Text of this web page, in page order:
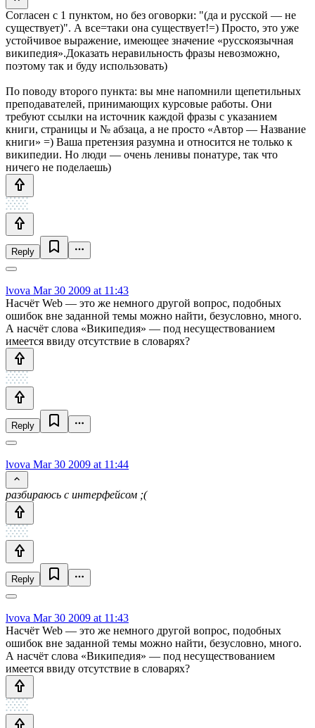
Согласен с 1 пунктом, но без оговорки: "(да и русской — не
существует)". А все=таки она существует!=) Просто, это уже
устойчивое выражение, имеющее значение «русскоязычная
википедия».Доказать неравильность фразы невозможно,
поэтому так и буду использовать)
По поводу второго пункта: вы мне напомнили щепетильных
преподавателей, принимающих курсовые работы. Они
требуют ссылки на источник каждой фразы с указанием
книги, страницы и № абзаца, а не просто «Автор — Название
книги» =) Ваша претензия разумна и относится не только к
википедии. Но люди — очень ленивы понатуре, так что
ничего не поделаешь)
Reply
lvova Mar 30 2009 at 11:43
Насчёт Web — это же немного другой вопрос, подобных
ошибок вне заданной темы можно найти, безусловно, много.
А насчёт слова «Википедия» — под несуществованием
имеется ввиду отсутствие в словарях?
Reply
lvova Mar 30 2009 at 11:44
разбираюсь с интерфейсом ;(
Reply
lvova Mar 30 2009 at 11:43
Насчёт Web — это же немного другой вопрос, подобных
ошибок вне заданной темы можно найти, безусловно, много.
А насчёт слова «Википедия» — под несуществованием
имеется ввиду отсутствие в словарях?